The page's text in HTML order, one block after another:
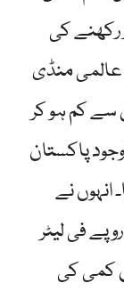
رکھنے کی
عالمی منڈی
ڈالر فی بیرل سے کم ہو کر
پاکستان
انہوں نے
مطالبہ کیا کہ فوری طور پر کم از کم 100 روپے فی لیٹر
کمی کی